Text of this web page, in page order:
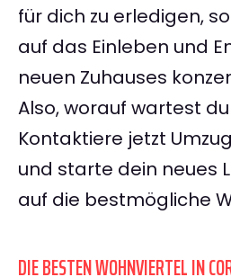
für dich zu erledigen,
auf das Einleben und
neuen Zuhauses
Also, worauf wartest
Kontaktiere jetzt
und starte dein neues
auf die bestmögliche
DIE BESTEN WOHNVIERTEL IN